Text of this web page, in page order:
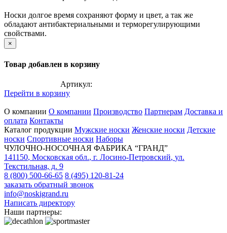
Носки долгое время сохраняют форму и цвет, а так же
обладают антибактериальными и терморегулирующими
свойствами.
×
Товар добавлен в корзину
Артикул:
Перейти в корзину
О компании О компании Производство Партнерам Доставка и
оплата Контакты
Каталог продукции Мужские носки Женские носки Детские
носки Спортивные носки Наборы
ЧУЛОЧНО-НОСОЧНАЯ ФАБРИКА “ГРАНД”
141150, Московская обл., г. Лосино-Петровский, ул.
Текстильная, д. 9
8 (800) 500-66-65 8 (495) 120-81-24
заказать обратный звонок
info@noskigrand.ru
Написать директору
Наши партнеры: